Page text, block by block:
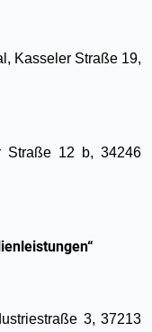
Kasseler Straße 19,
Straße 12 b, 34246
3, 37213